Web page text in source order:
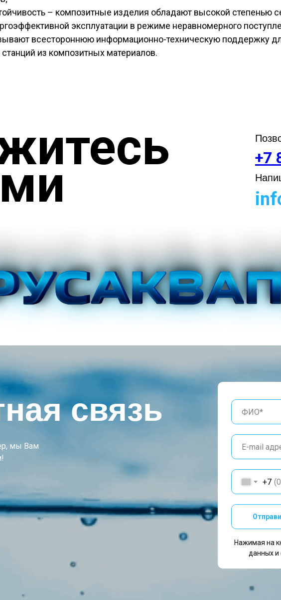
– композитные изделия обладают высокой степенью
эксплуатации в режиме неравномерного
всестороннюю информационно-техническую поддержку
из композитных материалов.
+7
связь
+7
Нажимая на
данных и
мы Вам